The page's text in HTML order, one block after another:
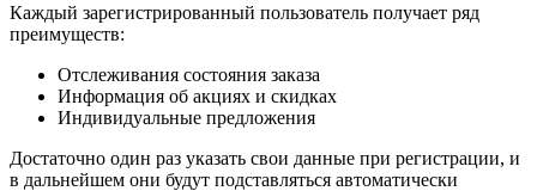
Каждый зарегистрированный пользователь получает ряд
преимуществ:
Отслеживания состояния заказа
Информация об акциях и скидках
Индивидуальные предложения
Достаточно один раз указать свои данные при регистрации, и
в дальнейшем они будут подставляться автоматически